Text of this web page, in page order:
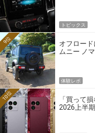
トピックス
オフロー
ムニー ノ
9位
体験レポ
「買って
2026上半期
10位